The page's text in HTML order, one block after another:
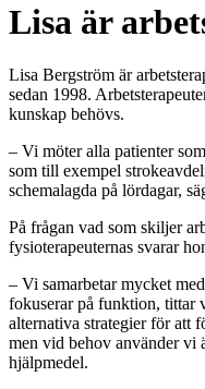
Lisa är
Lisa Bergström är
sedan 1998.
kunskap behövs.
– Vi möter alla patienter
som till exempel
schemalagda på lördagar,
På frågan vad som skiljer
fysioterapeuternas svarar
– Vi samarbetar mycket
fokuserar på funktion, tittar
alternativa strategier för att
men vid behov använder vi
hjälpmedel.